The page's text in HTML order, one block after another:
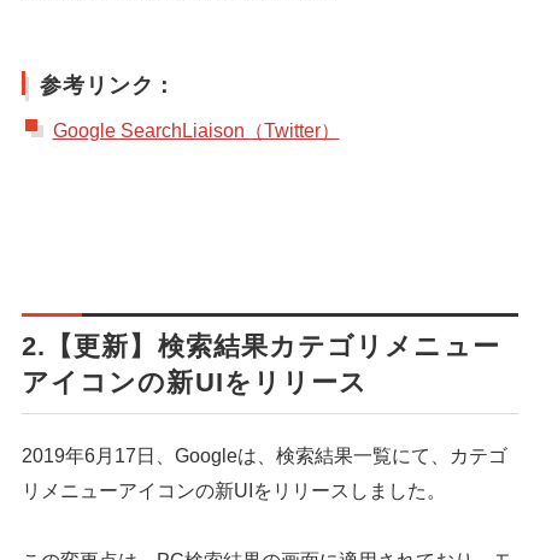
参考リンク：
Google SearchLiaison（Twitter）
2.【更新】検索結果カテゴリメニュー
アイコンの新UIをリリース
2019年6月17日、Googleは、検索結果一覧にて、カテゴ
リメニューアイコンの新UIをリリースしました。